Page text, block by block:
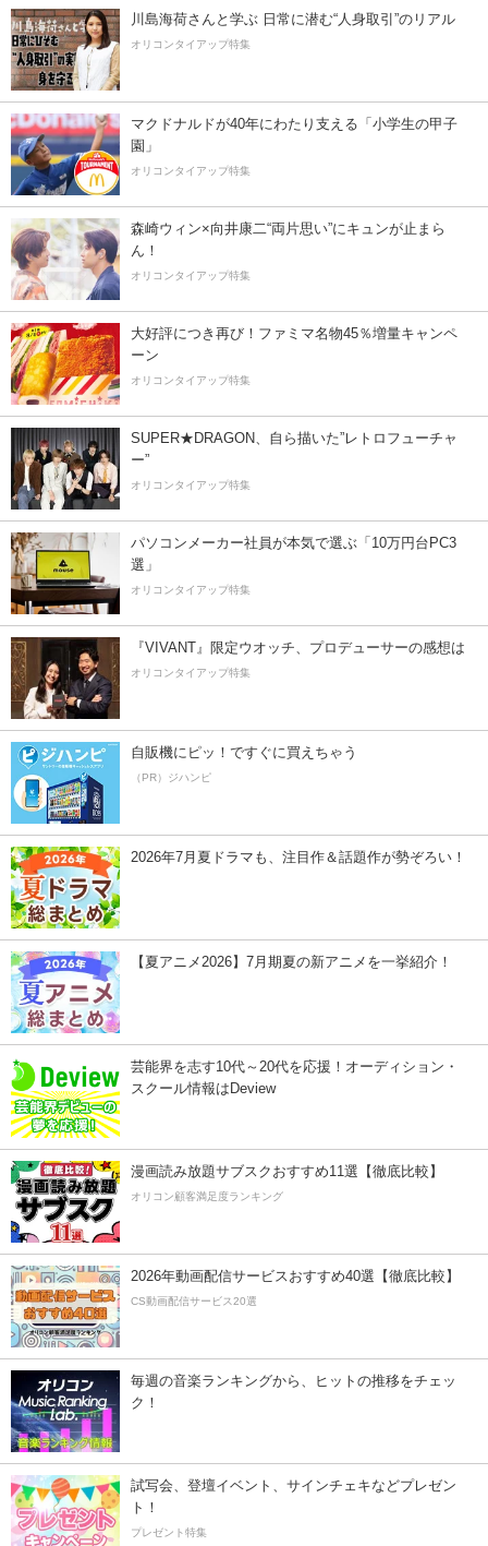
川島海荷さんと学ぶ 日常に潜む“人身取引”のリアル
オリコンタイアップ特集
マクドナルドが40年にわたり支える「小学生の甲子
園」
オリコンタイアップ特集
森崎ウィン×向井康二“両片思い”にキュンが止まら
ん！
オリコンタイアップ特集
大好評につき再び！ファミマ名物45％増量キャンペ
ーン
オリコンタイアップ特集
SUPER★DRAGON、自ら描いた”レトロフューチャ
ー”
オリコンタイアップ特集
パソコンメーカー社員が本気で選ぶ「10万円台PC3
選」
オリコンタイアップ特集
『VIVANT』限定ウオッチ、プロデューサーの感想は
オリコンタイアップ特集
自販機にピッ！ですぐに買えちゃう
（PR）ジハンピ
2026年7月夏ドラマも、注目作＆話題作が勢ぞろい！
【夏アニメ2026】7月期夏の新アニメを一挙紹介！
芸能界を志す10代～20代を応援！オーディション・
スクール情報はDeview
漫画読み放題サブスクおすすめ11選【徹底比較】
オリコン顧客満足度ランキング
2026年動画配信サービスおすすめ40選【徹底比較】
CS動画配信サービス20選
毎週の音楽ランキングから、ヒットの推移をチェッ
ク！
試写会、登壇イベント、サインチェキなどプレゼン
ト！
プレゼント特集